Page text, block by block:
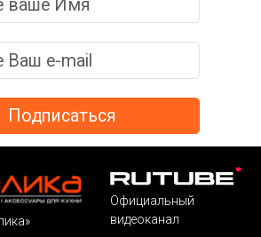
Официальный
видеоканал